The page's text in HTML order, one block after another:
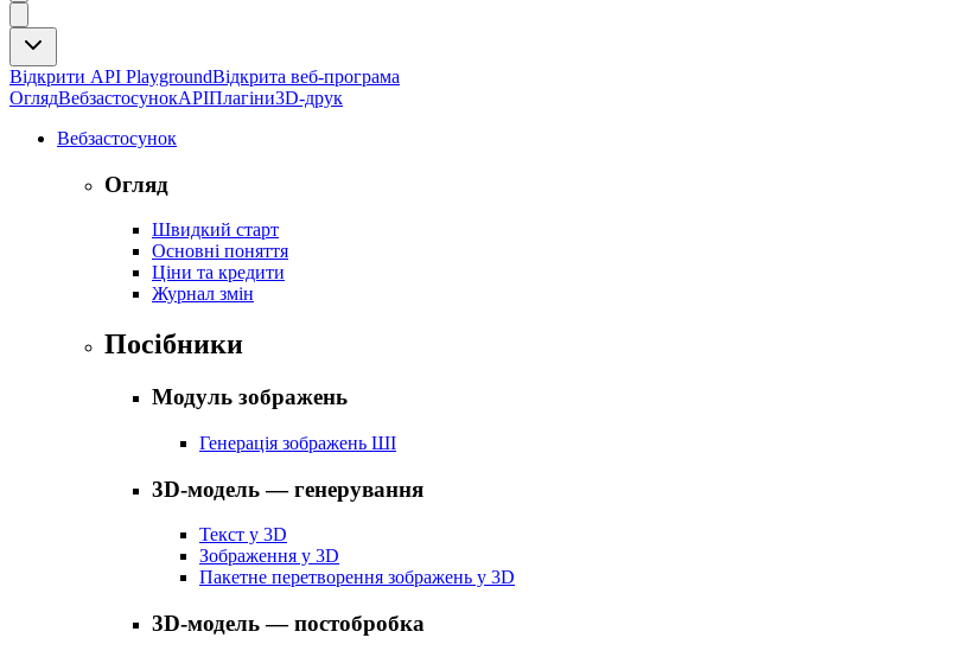
Відкрити API PlaygroundВідкрита веб-програма
ОглядВебзастосунокAPIПлагіни3D-друк
Вебзастосунок
Огляд
Швидкий старт
Основні поняття
Ціни та кредити
Журнал змін
Посібники
Модуль зображень
Генерація зображень ШІ
3D-модель — генерування
Текст у 3D
Зображення у 3D
Пакетне перетворення зображень у 3D
3D-модель — постобробка